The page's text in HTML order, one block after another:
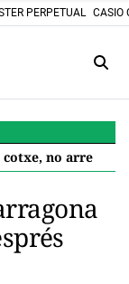
PERPETUAL CASIO
d'un robatori en marxa